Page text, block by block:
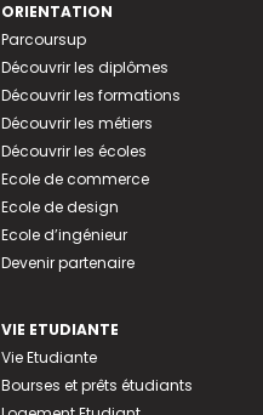
ORIENTATION
Parcoursup
Découvrir les diplômes
Découvrir les formations
Découvrir les métiers
Découvrir les écoles
Ecole de commerce
Ecole de design
Ecole d’ingénieur
Devenir partenaire
VIE ETUDIANTE
Vie Etudiante
Bourses et prêts étudiants